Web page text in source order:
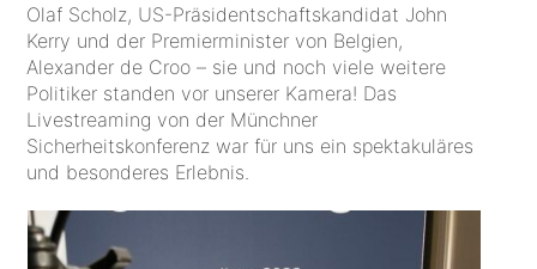
Olaf Scholz, US-Präsidentschaftskandidat John
Kerry und der Premierminister von Belgien,
Alexander de Croo – sie und noch viele weitere
Politiker standen vor unserer Kamera! Das
Livestreaming von der Münchner
Sicherheitskonferenz war für uns ein spektakuläres
und besonderes Erlebnis.